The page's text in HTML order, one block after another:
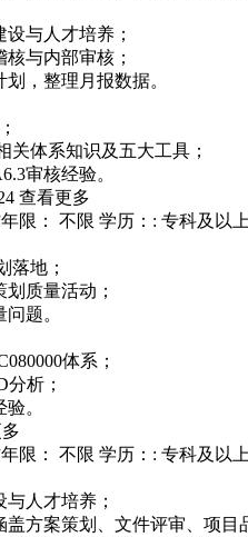
与人才培养；
与内部审核；
，整理月报数据。
关体系知识及五大工具；
审核经验。
查看更多
限： 不限 学历：: 专科及以上
落地；
质量活动；
题。
体系；
析；
。
限： 不限 学历：: 专科及以上
人才培养；
方案策划、文件评审、项目